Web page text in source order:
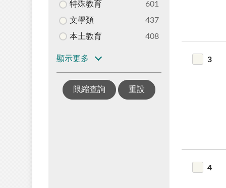
特殊教育
601
文學類
437
本土教育
408
顯示更多
限縮查詢 重設
3
4